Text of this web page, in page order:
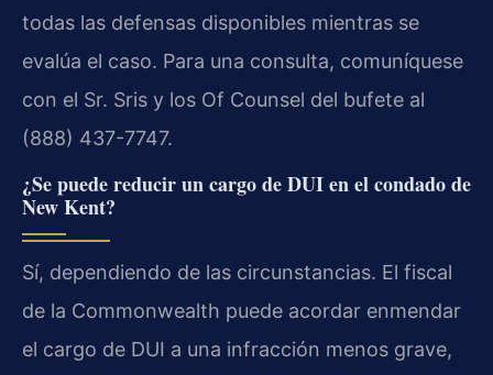
todas las defensas disponibles mientras se
evalúa el caso. Para una consulta, comuníquese
con el Sr. Sris y los Of Counsel del bufete al
(888) 437-7747.
¿Se puede reducir un cargo de DUI en el condado de
New Kent?
Sí, dependiendo de las circunstancias. El fiscal
de la Commonwealth puede acordar enmendar
el cargo de DUI a una infracción menos grave,